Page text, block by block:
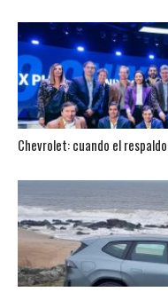
Chevrolet: cuando el